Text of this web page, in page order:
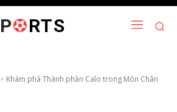
RTS
Khám phá Thành phần Calo trong Món Chân